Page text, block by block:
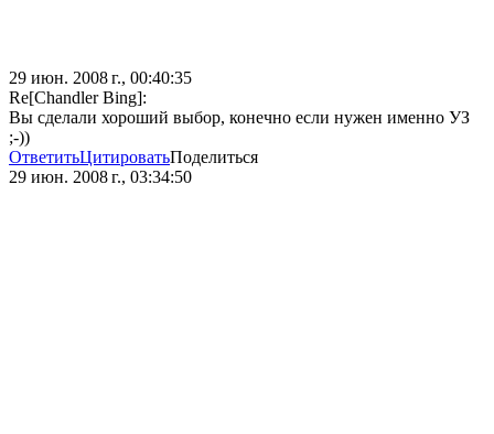
29 июн. 2008 г., 00:40:35
Re[Chandler Bing]:
Вы сделали хороший выбор, конечно если нужен именно УЗ
;-))
ОтветитьЦитироватьПоделиться
29 июн. 2008 г., 03:34:50